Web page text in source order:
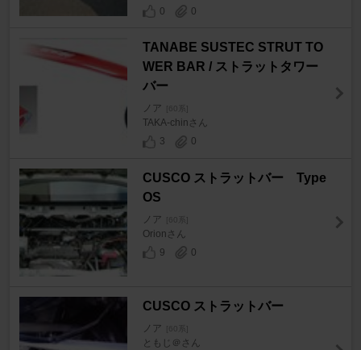
0
0
TANABE SUSTEC STRUT TO
WER BAR / ストラットタワー
バー
ノア [60系]
TAKA-chinさん
3
0
CUSCO ストラットバー Type
OS
ノア [60系]
Orionさん
9
0
CUSCO ストラットバー
ノア [60系]
ともじ＠さん